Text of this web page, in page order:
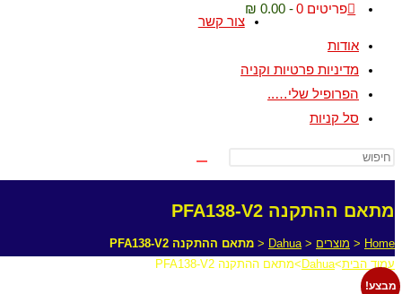
פריטים 0
0.00 ₪
צור קשר
אודות
מדיניות פרטיות וקניה
הפרופיל שלי…..
סל קניות
מתאם ההתקנה PFA138-V2
Home
< מוצרים <
Dahua
< מתאם ההתקנה PFA138-V2
עמוד הבית>
Dahua
>מתאם ההתקנה PFA138-V2
מבצע!